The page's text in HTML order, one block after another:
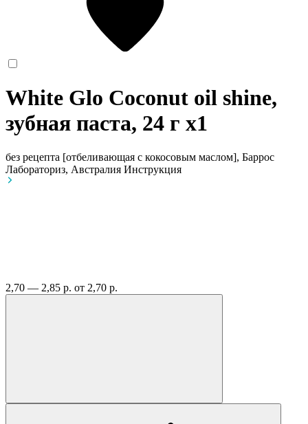
White Glo Coconut oil shine,
зубная паста, 24 г x1
без рецепта [отбеливающая с кокосовым маслом], Баррос
Лабораториз, Австралия Инструкция
2,70 — 2,85 р. от 2,70 р.